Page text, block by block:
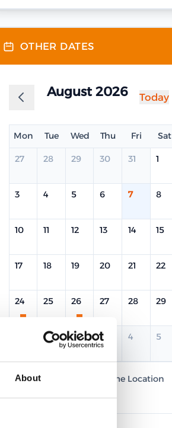
About
OTHER DATES
August 2026 Today
Mon Tue Wed Thu Fri Sat
27 28 29 30 31 1
3 4 5 6 7 8
10 11 12 13 14 15
17 18 19 20 21 22
24 25 26 27 28 29
1 2 3 4 5
Current Course
Same Location